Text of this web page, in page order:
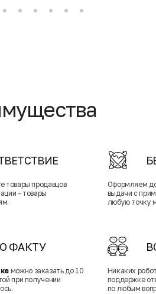
товары продавцов
- товары
Оформляем
выдачи с
любую точку
ФАКТУ
можно заказать до 10
при получении
Никаких
поддержке
по любым